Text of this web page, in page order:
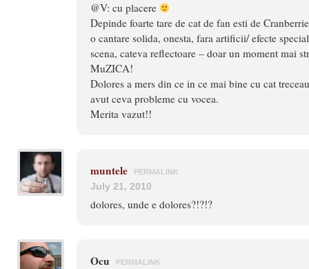
@V: cu placere
Depinde foarte tare de cat de fan esti de
o cantare solida, onesta, fara artificii/ efecte
scena, cateva reflectoare – doar un moment mai
MuZICA!
Dolores a mers din ce in ce mai bine cu cat
avut ceva probleme cu vocea.
Merita vazut!!
muntele PERMALINK
July 21, 2010
dolores, unde e dolores?!?!?
Ocu PERMALINK